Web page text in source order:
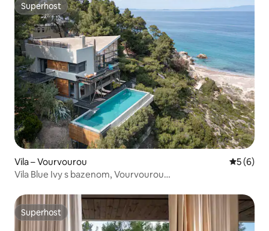
Superhost
Superhost
Vila – Vourvourou
5 (6)
Vila Blue Ivy s bazenom, Vourvourou
Superhost
Superhost